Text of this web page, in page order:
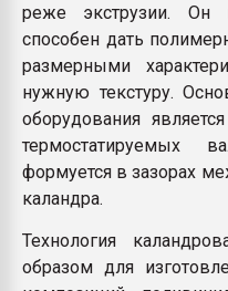
реже экструзии. Он
способен дать
размерными
нужную текстуру.
оборудования
термостатируемых
формуется в зазорах
каландра.
Технология
образом для